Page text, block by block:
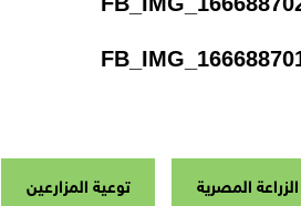
الزراعة المصرية توعية المزارعين